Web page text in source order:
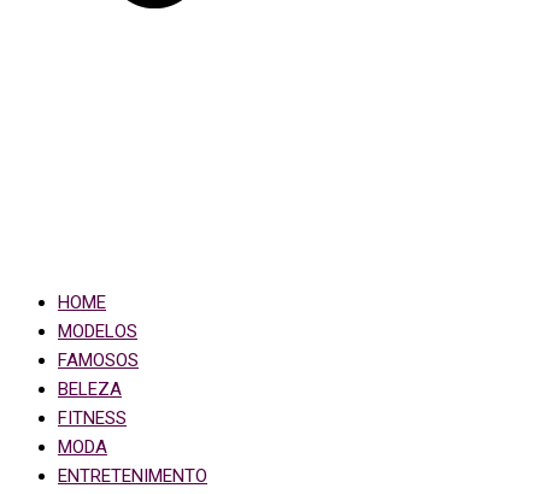
HOME
MODELOS
FAMOSOS
BELEZA
FITNESS
MODA
ENTRETENIMENTO